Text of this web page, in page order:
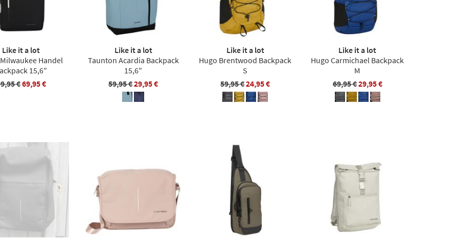
Like it a lot
Handel
15,6″
€69,95 €
Like it a lot
Taunton Acardia Backpack
15,6″
59,95 €29,95 €
Like it a lot
Hugo Brentwood Backpack
S
59,95 €24,95 €
Like it a lot
Hugo Carmichael Backpack
M
69,95 €29,95 €